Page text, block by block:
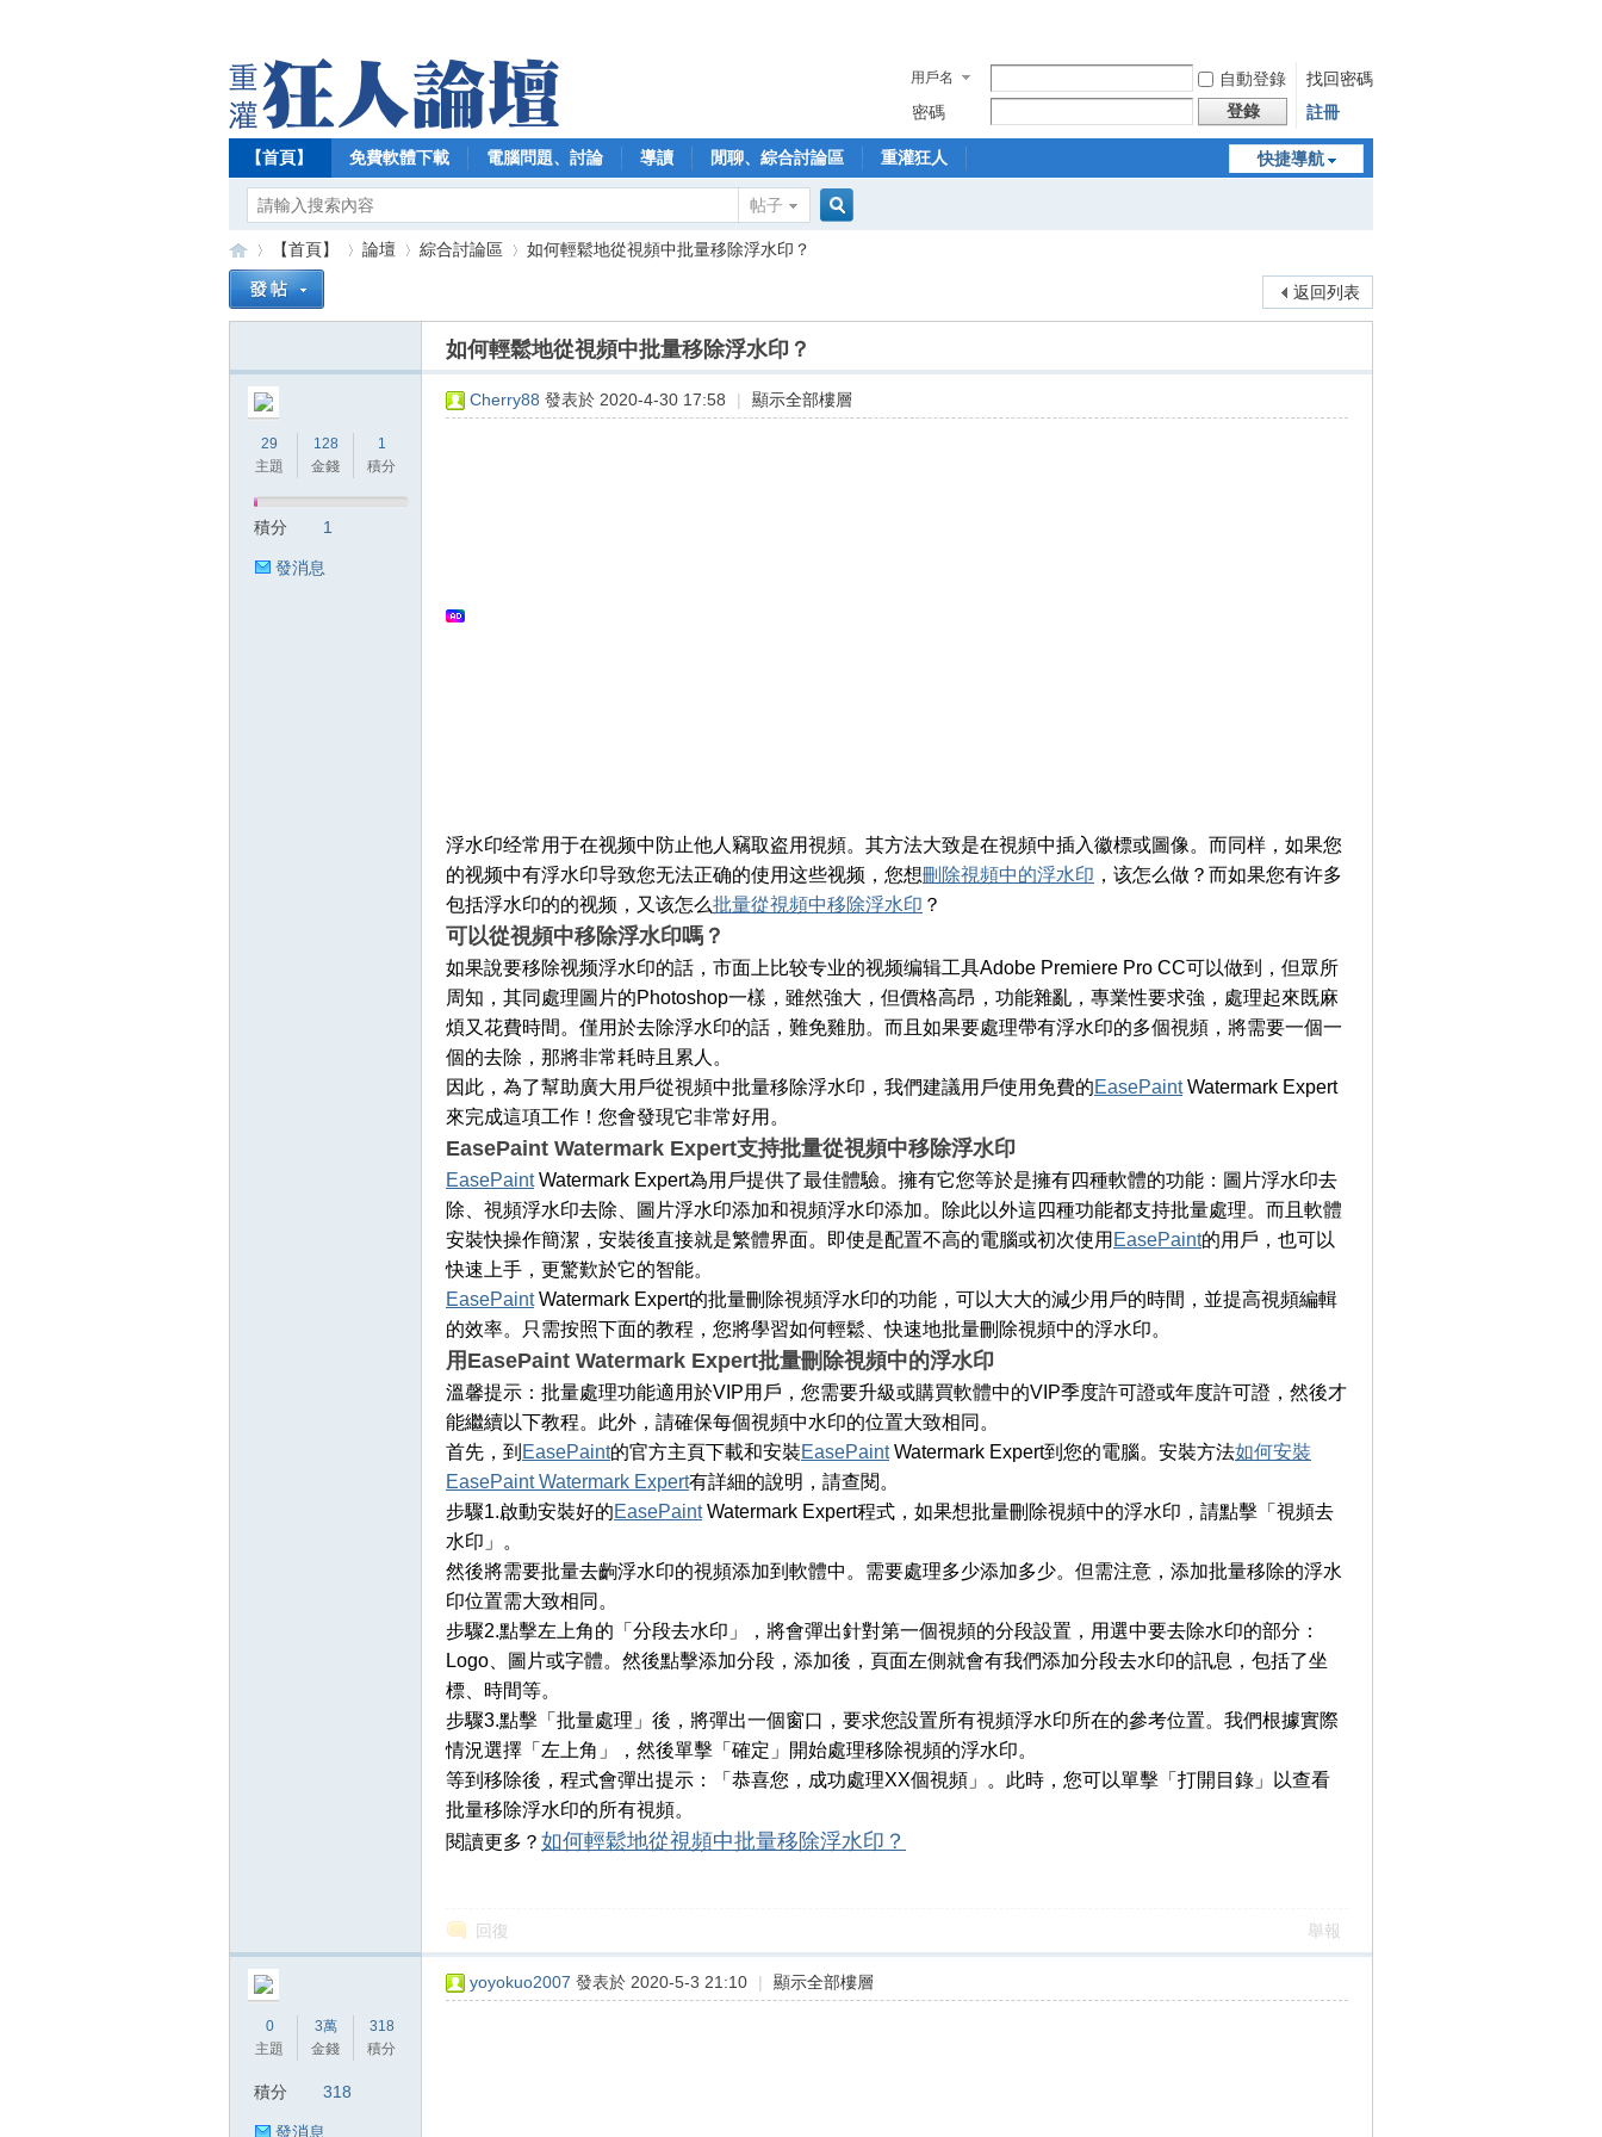
用戶名 自動登錄
找回密碼
密碼
登錄 註冊
快捷導航
【首頁】 免費軟體下載 電腦問題、討論 導讀 閒聊、綜合討論區 重灌狂人
帖子
【首頁】 論壇 綜合討論區
›
如何輕鬆地從視頻中批量移除浮水印？
返回列表
如何輕鬆地從視頻中批量移除浮水印？
29
主題
128
金錢
1
積分
積分 1
發消息
Cherry88 發表於 2020-4-30 17:58 | 顯示全部樓層
浮水印经常用于在视频中防止他人竊取盗用視頻。其方法大致是在視頻中插入徽標或圖像。而同样，如果您
的视频中有浮水印导致您无法正确的使用这些视频，您想刪除視頻中的浮水印 ，该怎么做？而如果您有许多
包括浮水印的的视频，又该怎么批量從視頻中移除浮水印 ？
可以從視頻中移除浮水印嗎？
如果說要移除视频浮水印的話，市面上比较专业的视频编辑工具Adobe Premiere Pro CC可以做到，但眾所
周知，其同處理圖片的Photoshop一樣，雖然強大，但價格高昂，功能雜亂，專業性要求強，處理起來既麻
煩又花費時間。僅用於去除浮水印的話，難免雞肋。而且如果要處理帶有浮水印的多個視頻，將需要一個一
個的去除，那將非常耗時且累人。
因此，為了幫助廣大用戶從視頻中批量移除浮水印，我們建議用戶使用免費的EasePaintWatermark Expert
來完成這項工作！您會發現它非常好用。
EasePaint Watermark Expert支持批量從視頻中移除浮水印
EasePaintWatermark Expert為用戶提供了最佳體驗。擁有它您等於是擁有四種軟體的功能：圖片浮水印去
除、視頻浮水印去除、圖片浮水印添加和視頻浮水印添加。除此以外這四種功能都支持批量處理。而且軟體
安裝快操作簡潔，安裝後直接就是繁體界面。即使是配置不高的電腦或初次使用 EasePaint的用戶，也可以
快速上手，更驚歎於它的智能。
EasePaintWatermark Expert的批量刪除視頻浮水印的功能，可以大大的減少用戶的時間，並提高視頻編輯
的效率。只需按照下面的教程，您將學習如何輕鬆、快速地批量刪除視頻中的浮水印。
用EasePaint Watermark Expert批量刪除視頻中的浮水印
溫馨提示：批量處理功能適用於VIP用戶，您需要升級或購買軟體中的VIP季度許可證或年度許可證，然後才
能繼續以下教程。此外，請確保每個視頻中水印的位置大致相同。
首先，到 EasePaint的官方主頁下載和安裝EasePaintWatermark Expert到您的電腦。安裝方法如何安裝
EasePaint Watermark Expert有詳細的說明，請查閱。
步驟1.啟動安裝好的EasePaintWatermark Expert程式，如果想批量刪除視頻中的浮水印，請點擊「視頻去
水印」。
然後將需要批量去齣浮水印的視頻添加到軟體中。需要處理多少添加多少。但需注意，添加批量移除的浮水
印位置需大致相同。
步驟2.點擊左上角的「分段去水印」，將會彈出針對第一個視頻的分段設置，用選中要去除水印的部分：
Logo、圖片或字體。然後點擊添加分段，添加後，頁面左側就會有我們添加分段去水印的訊息，包括了坐
標、時間等。
步驟3.點擊「批量處理」後，將彈出一個窗口，要求您設置所有視頻浮水印所在的參考位置。我們根據實際
情況選擇「左上角」，然後單擊「確定」開始處理移除視頻的浮水印。
等到移除後，程式會彈出提示：「恭喜您，成功處理XX個視頻」。此時，您可以單擊「打開目錄」以查看
批量移除浮水印的所有視頻。
閱讀更多？ 如何輕鬆地從視頻中批量移除浮水印？
回復 舉報
0
主題
3萬
金錢
318
積分
積分 318
發消息
yoyokuo2007 發表於 2020-5-3 21:10 | 顯示全部樓層